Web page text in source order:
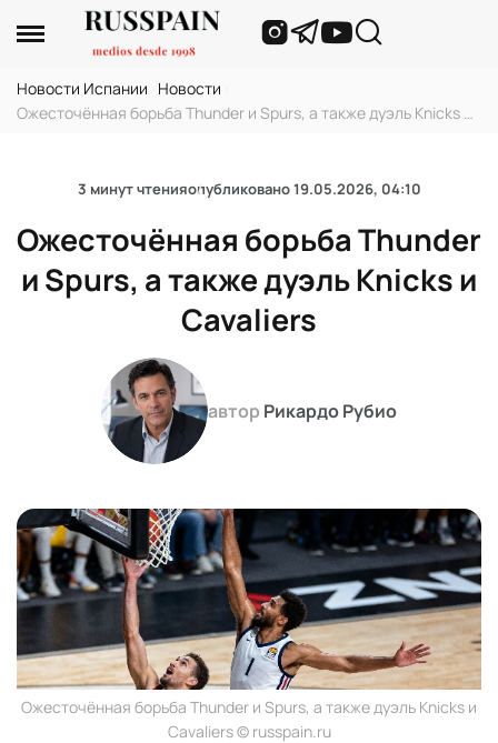
Новости Испании Новости
Ожесточённая борьба Thunder и Spurs, а также дуэль Knicks и
3 минут чтенияопубликовано19.05.2026, 04:10
Ожесточённая борьба Thunder
и Spurs, а также дуэль Knicks и
Cavaliers
автор Рикардо Рубио
Ожесточённая борьба Thunder и Spurs, а также дуэль Knicks и
Cavaliers © russpain.ru